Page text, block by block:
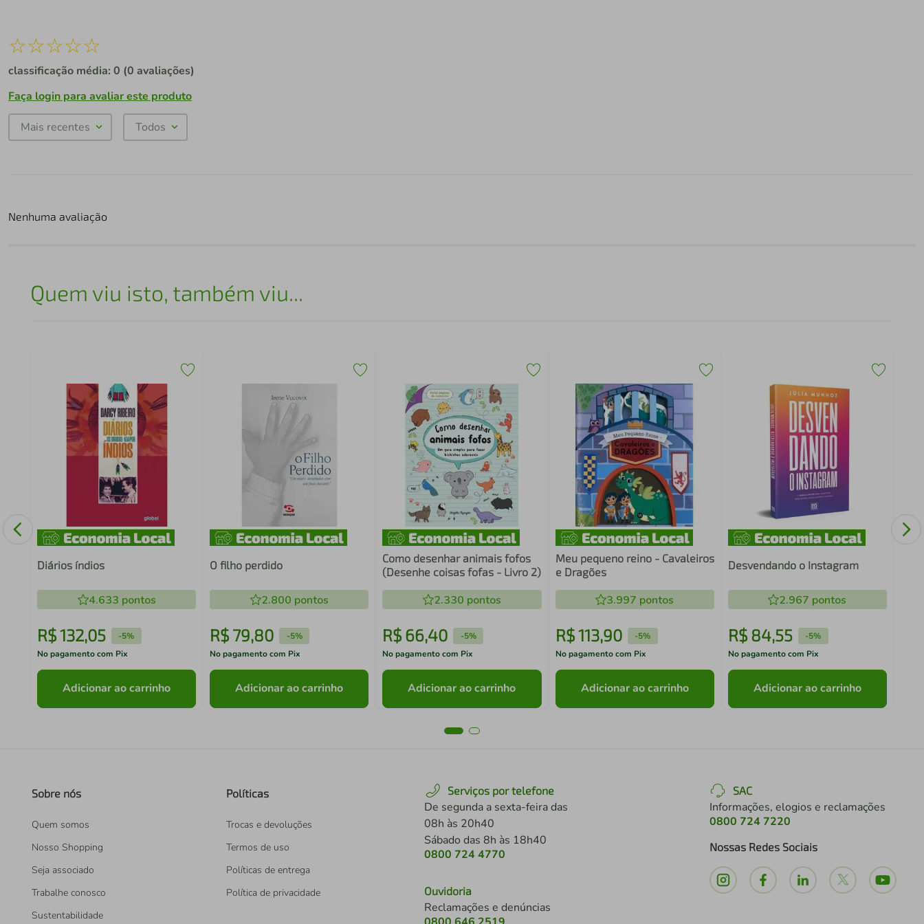
☆☆☆☆☆
classificação média: 0 (0 avaliações)
Faça login para avaliar este produto
Mais recentes Todos
Nenhuma avaliação
Quem viu isto, também viu...
Diários índios
4.633 pontos
R$132,05 -5%
No pagamento com Pix
Adicionar ao carrinho
O filho perdido
2.800 pontos
R$ 79,80 -5%
No pagamento com Pix
Adicionar ao carrinho
Como desenhar animais fofos
(Desenhe coisas fofas - Livro 2)
2.330 pontos
R$66,40 -5%
No pagamento com Pix
Adicionar ao carrinho
Meu pequeno reino - Cavaleiros
e Dragões
3.997 pontos
R$113,90 -5%
No pagamento com Pix
Adicionar ao carrinho
Desvendando o Instagram
2.967 pontos
R$ 84,55 -5%
No pagamento com Pix
Adicionar ao carrinho
Sobre nós
Quem somos
Nosso Shopping
Seja associado
Trabalhe conosco
Sustentabilidade
Políticas
Trocas e devoluções
Termos de uso
Políticas de entrega
Política de privacidade
Serviços por telefone
De segunda a sexta-feira das
08h às 20h40
Sábado das 8h às 18h40
0800 724 4770
Ouvidoria
Reclamações e denúncias
SAC
Informações, elogios e reclamações
0800 724 7220
Nossas Redes Sociais